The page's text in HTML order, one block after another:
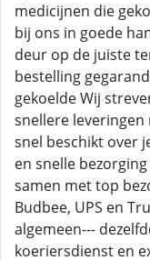
medicijnen die
bij ons in goede
deur op de juiste
bestelling
gekoelde Wij
snellere leveringen
snel beschikt over
en snelle
samen met top
Budbee, UPS en
algemeen---
koeriersdienst en